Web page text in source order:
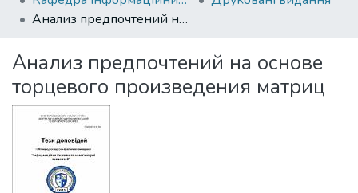
Collections
Statistics
Анализ предпочтений на основе торцевого произведения матриц
Анализ предпочтений на основе
торцевого произведения матриц